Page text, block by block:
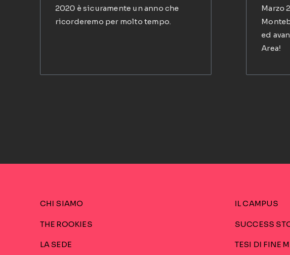
2020 è sicuramente un anno che
ricorderemo per molto tempo.
Marzo
ed
Area!
CHI SIAMO
THE ROOKIES
LA SEDE
IL CAMPUS
SUCCESS
TESI DI FINE